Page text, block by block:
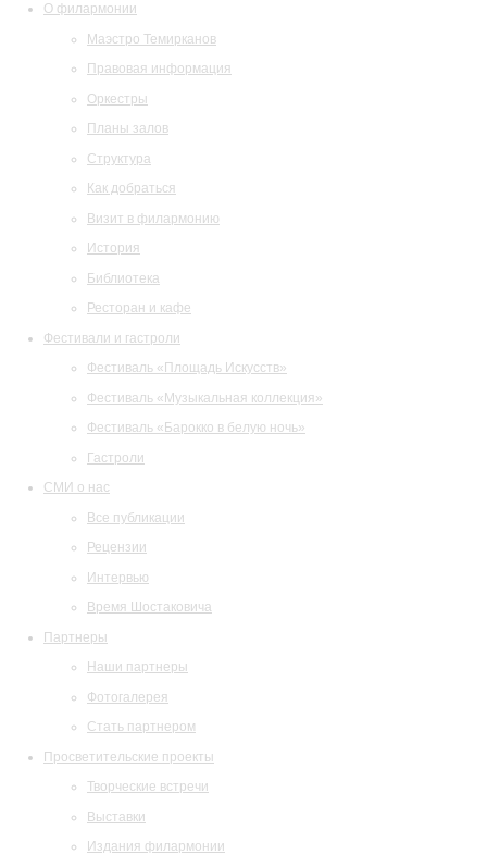
О филармонии
Маэстро Темирканов
Правовая информация
Оркестры
Планы залов
Структура
Как добраться
Визит в филармонию
История
Библиотека
Ресторан и кафе
Фестивали и гастроли
Фестиваль «Площадь Искусств»
Фестиваль «Музыкальная коллекция»
Фестиваль «Барокко в белую ночь»
Гастроли
СМИ о нас
Все публикации
Рецензии
Интервью
Время Шостаковича
Партнеры
Наши партнеры
Фотогалерея
Стать партнером
Просветительские проекты
Творческие встречи
Выставки
Издания филармонии